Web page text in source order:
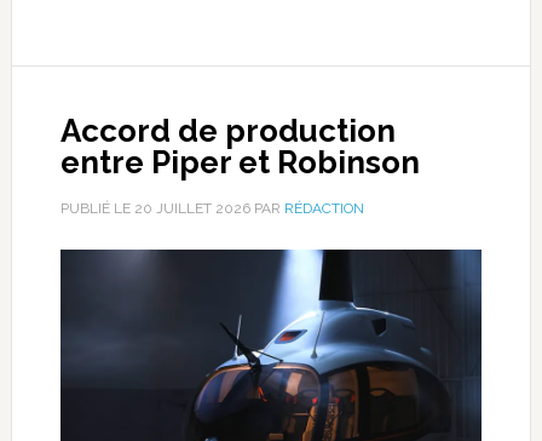
Accord de production
entre Piper et Robinson
PUBLIÉ LE 20 JUILLET 2026PAR RÉDACTION